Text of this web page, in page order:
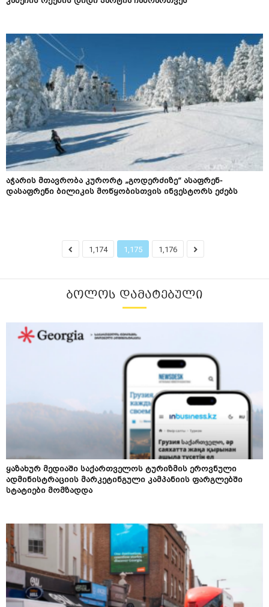
აჭარის მთავრობა კურორტ „გოდერძიზე“ ასაფრენ-
დასაფრენი ბილიკის მოწყობისთვის ინვესტორს ეძებს
1,174 1,175 1,176
ᲑᲝᲚᲝᲡ ᲓᲐᲛᲐᲢᲔᲑᲣᲚᲘ
ყაზახურ მედიაში საქართველოს ტურიზმის ეროვნული
ადმინისტრაციის მარკეტინგული კამპანიის ფარგლებში
სტატიები მომზადდა